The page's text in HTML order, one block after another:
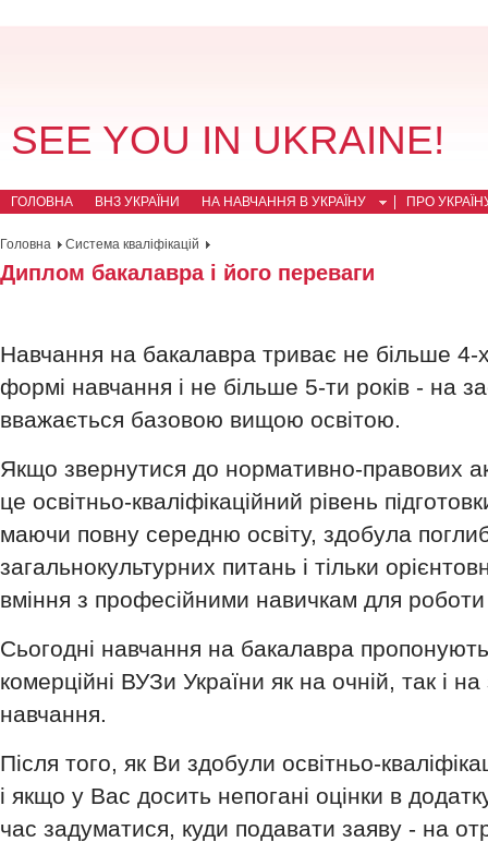
SEE YOU IN UKRAINE!
ГОЛОВНА ВНЗ УКРАЇНИ НА НАВЧАННЯ В УКРАЇНУ ПРО
Головна Система кваліфікацій
Диплом бакалавра і його переваги
Навчання на бакалавра триває не більше 4-х
формі навчання і не більше 5-ти років - на
вважається базовою вищою освітою.
Якщо звернутися до нормативно-правових
це освітньо-кваліфікаційний рівень
маючи повну середню освіту, здобула
загальнокультурних питань і тільки
вміння з професійними навичкам для
Сьогодні навчання на бакалавра
комерційні ВУЗи України як на очній, так і
навчання.
Після того, як Ви здобули освітньо-
і якщо у Вас досить непогані оцінки в
час задуматися, куди подавати заяву - на